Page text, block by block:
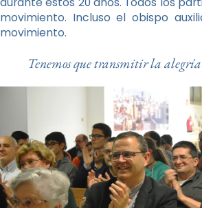
movimiento. Incluso el obispo
movimiento.
Tenemos que transmitir la